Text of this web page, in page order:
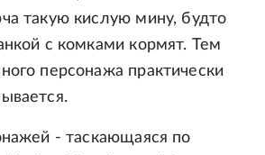
такую кислую мину, будто
с комками кормят. Тем
персонажа практически
- таскающаяся по